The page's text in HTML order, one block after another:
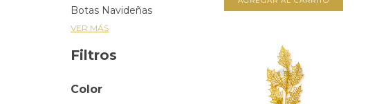
Botas Navideñas
VER MÁS
Filtros
Color